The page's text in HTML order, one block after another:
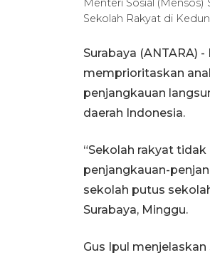
Menteri Sosial
Sekolah Rakyat di
Surabaya (ANTARA)
memprioritaskan
penjangkauan
daerah Indonesia.
“Sekolah rakyat
penjangkauan-
sekolah putus
Surabaya, Minggu.
Gus Ipul